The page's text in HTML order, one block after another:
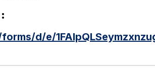
d/e/